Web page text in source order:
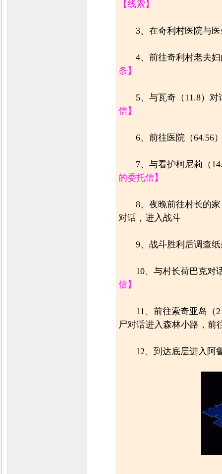
【线索】
3、在奇利村医院与
4、前往奇利村老夫
条】
5、与瓦奇（11.8）对
信】
6、前往医院（64.56
7、与看护柯尼莉（
的委托信】
8、夜晚前往村长的
对话，进入战斗
9、战斗胜利后调查
10、与村长荷巴克对
信】
11、前往索奇亚岛（
尸对话进入森林小路，前
12、到达底层进入阿